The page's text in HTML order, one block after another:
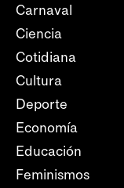
Carnaval
Ciencia
Cotidiana
Cultura
Deporte
Economía
Educación
Feminismos